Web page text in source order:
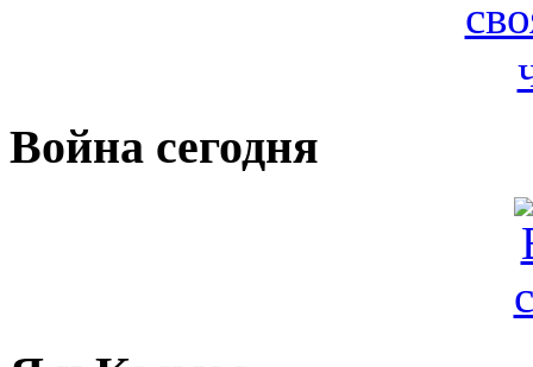
Война сегодня